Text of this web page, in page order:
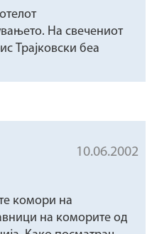
На свечениот
Трајковски беа
10.06.2002
комори на
на коморите од